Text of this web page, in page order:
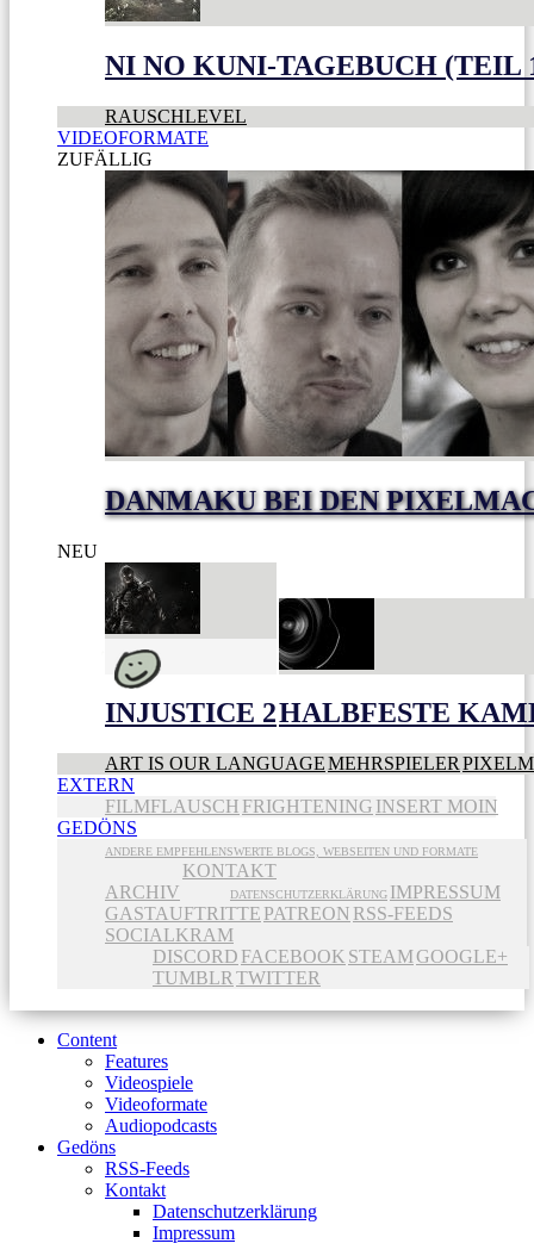
NI NO KUNI-TAGEBUCH (TEIL
RAUSCHLEVEL
VIDEOFORMATE
ZUFÄLLIG
DANMAKU BEI DEN
NEU
INJUSTICE 2HALBFESTE
ART IS OUR LANGUAGEMEHRSPIELER
EXTERN
FILMFLAUSCH FRIGHTENING INSERT MOIN
GEDÖNS
ANDERE EMPFEHLENSWERTE BLOGS, WEBSEITEN UND FORMATE
ARCHIV
KONTAKT
DATENSCHUTZERKLÄRUNG IMPRESSUM
GASTAUFTRITTE PATREON RSS-FEEDS
SOCIALKRAM
DISCORD FACEBOOK STEAMGOOGLE+
TUMBLR TWITTER
Content
Features
Videospiele
Videoformate
Audiopodcasts
Gedöns
RSS-Feeds
Kontakt
Datenschutzerklärung
Impressum